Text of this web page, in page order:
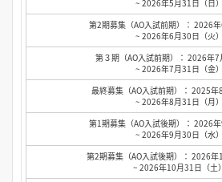
~ 2026年5月31日（日）
第2期募集（AO入試前期）： 2026年
~ 2026年6月30日（火）
第３期（AO入試前期）： 2026年7
~ 2026年7月31日（金）
最終募集（AO入試前期）： 2025年
~ 2026年8月31日（月）
第1期募集（AO入試後期）： 2026年
~ 2026年9月30日（水）
第2期募集（AO入試後期）： 2026年
~ 2026年10月31日（土）